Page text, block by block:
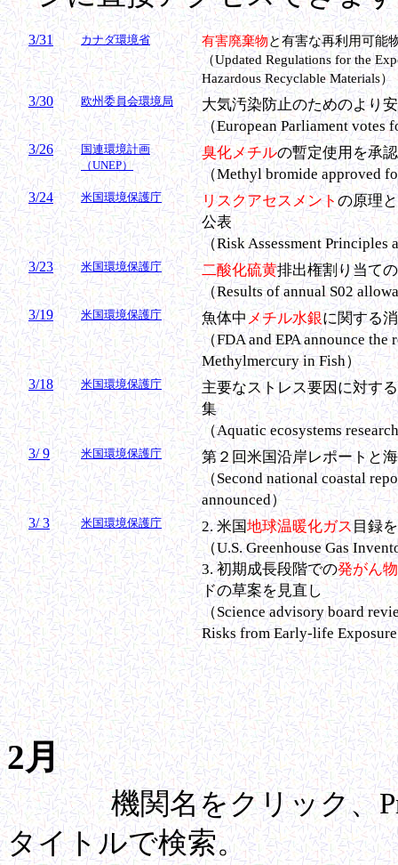
3/31 カナダ環境省 有害廃棄物と有害な再利用可能
（Updated Regulations for the
Hazardous Recyclable Materials）
3/30
欧州委員会環境局
大気汚染防止のためのより
（European Parliament
3/26
国連環境計画
（UNEP）
臭化メチルの暫定使用を承認
（Methyl bromide approved
3/24 米国環境保護庁 リスクアセスメント の原理
公表
（Risk Assessment Principles
3/23 米国環境保護庁 二酸化硫黄排出権割り当て
（Results of annual S02
3/19 米国環境保護庁 魚体中 メチル水銀に関する
（FDA and EPA announce
Methylmercury in Fish）
3/18 米国環境保護庁
主要なストレス要因に対す
集
（Aquatic ecosystems
3/ 9 米国環境保護庁
第２回米国沿岸レポートと
（Second national coastal
announced）
3/ 3 米国環境保護庁 2. 米国地球温暖化ガス目録
（U.S. Greenhouse Gas
3. 初期成長段階での発がん
ドの草案を見直し
（Science advisory board
Risks from Early-life
2月
機関名をクリック、
タイトルで検索。